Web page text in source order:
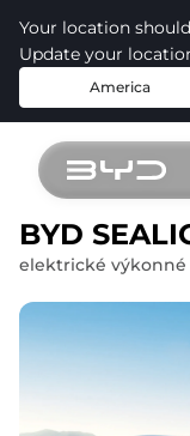
Your location
Update your
America
BYD
elektrické výkonné